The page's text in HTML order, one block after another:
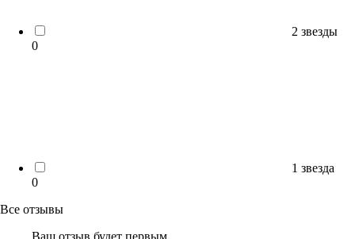
2 звезды
0
1 звезда
0
Все отзывы
Ваш отзыв будет первым.